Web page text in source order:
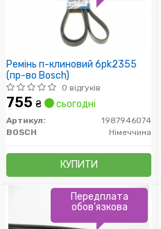
Ремінь п-клиновий 6pk2355
(пр-во Bosch)
0 відгуків
755 ₴ сьогодні
Артикул:
1987946074
BOSCH
Німеччина
КУПИТИ
Передплата
обов'язкова